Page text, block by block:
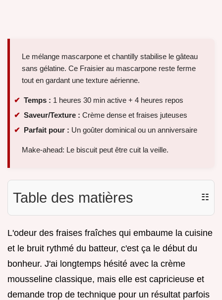
Le mélange mascarpone et chantilly stabilise le gâteau
sans gélatine. Ce Fraisier au mascarpone reste ferme
tout en gardant une texture aérienne.
Temps : 1 heures 30 min active + 4 heures repos
Saveur/Texture : Crème dense et fraises juteuses
Parfait pour : Un goûter dominical ou un anniversaire
Make-ahead: Le biscuit peut être cuit la veille.
Table des matières ☷
L'odeur des fraises fraîches qui embaume la cuisine
et le bruit rythmé du batteur, c'est ça le début du
bonheur. J'ai longtemps hésité avec la crème
mousseline classique, mais elle est capricieuse et
demande trop de technique pour un résultat parfois